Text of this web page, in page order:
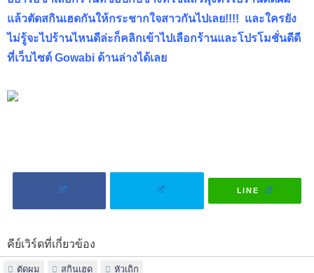
แล้วตัดสกินเฮดกันให้กระชากใจสาวกันไปเลย!!!! และใครยัง
ไม่รู้จะไปร้านไหนดีล่ะก็คลิกเข้าไปเลือกร้านและโปรโมชั่นดีดี
ที่เว็บไซต์ Gowabi ด้านล่างได้เลย
LINE
คีย์เวิร์ดที่เกี่ยวข้อง
ตัดผม สกินเฮด หัวเถิก